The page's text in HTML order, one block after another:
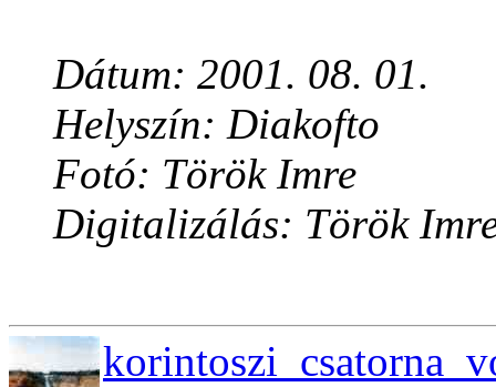
Dátum: 2001. 08. 01.
Helyszín: Diakofto
Fotó: Török Imre
Digitalizálás: Török